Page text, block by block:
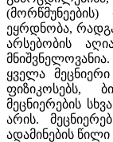
ეყრდნობა,
არსებობის
ყველა
ფიზიკოსებს,
მეცნიერების
არის.
ადამინების